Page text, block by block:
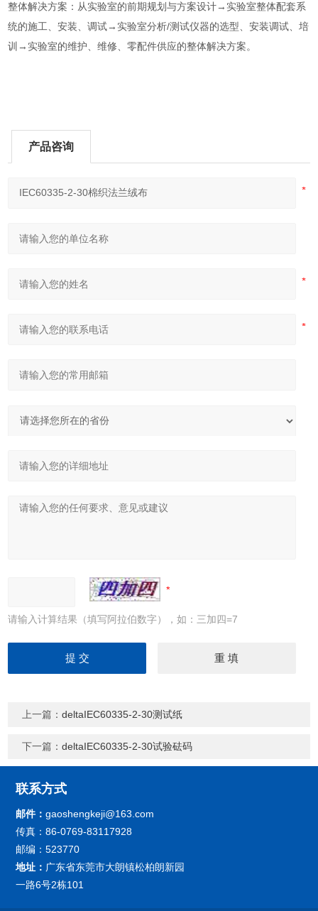
整体解决方案：从实验室的前期规划与方案设计→实验室整体配套系
统的施工、安装、调试→实验室分析/测试仪器的选型、安装调试、培
训→实验室的维护、维修、零配件供应的整体解决方案。
产品咨询
请输入计算结果（填写阿拉伯数字），如：三加四=7
上一篇：deltaIEC60335-2-30测试纸
下一篇：deltaIEC60335-2-30试验砝码
联系方式
邮件：gaoshengkeji@163.com
传真：86-0769-83117928
邮编：523770
地址： 广东省东莞市大朗镇松柏朗新园
一路6号2栋101